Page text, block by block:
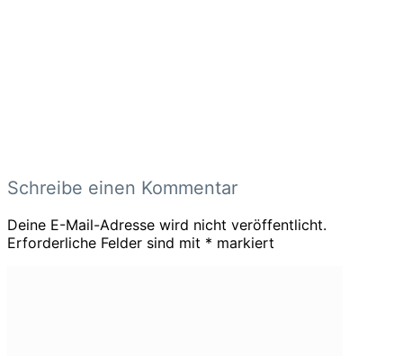
Schreibe einen Kommentar
Deine E-Mail-Adresse wird nicht veröffentlicht.
Erforderliche Felder sind mit * markiert